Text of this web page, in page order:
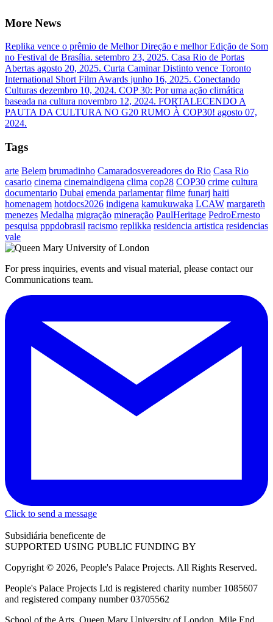
More News
Replika vence o prêmio de Melhor Direção e melhor Edição de Som
no Festival de Brasília. setembro 23, 2025. Casa Rio de Portas
Abertas agosto 20, 2025. Curta Caminar Distinto vence Toronto
International Short Film Awards junho 16, 2025. Conectando
Culturas dezembro 10, 2024. COP 30: Por uma ação climática
baseada na cultura novembro 12, 2024. FORTALECENDO A
PAUTA DA CULTURA NO G20 RUMO À COP30! agosto 07,
2024.
Tags
arte Belem brumadinho Camaradosvereadores do Rio Casa Rio
casario cinema cinemaindigena clima cop28 COP30 crime cultura
documentario Dubai emenda parlamentar filme funarj haiti
homenagem hotdocs2026 indigena kamukuwaka LCAW margareth
menezes Medalha migração mineração PaulHeritage PedroErnesto
pesquisa pppdobrasil racismo replikka residencia artistica residencias
vale
For press inquiries, events and visual material, please contact our
Communications team.
Click to send a message
Subsidiária beneficente de
SUPPORTED USING PUBLIC FUNDING BY
Copyright © 2026, People's Palace Projects. All Rights Reserved.
People's Palace Projects Ltd is registered charity number 1085607
and registered company number 03705562